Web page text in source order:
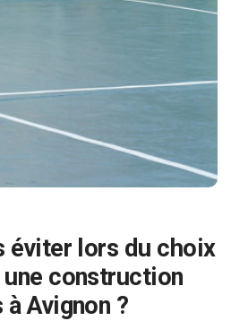
éviter lors du choix
construction
Avignon ?